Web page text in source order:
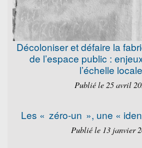
Décoloniser et défaire la
de l’espace public :
l’échelle
Publié le 25 avril
Les « zéro-un », une «
Publié le 13 janvier